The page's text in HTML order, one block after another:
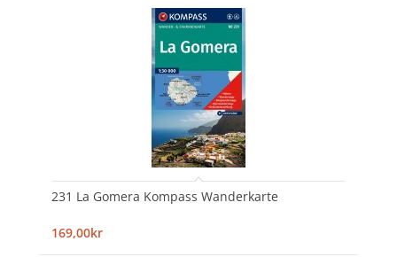
231 La Gomera Kompass Wanderkarte
169,00kr